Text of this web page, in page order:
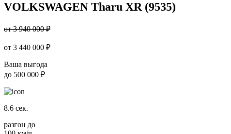
VOLKSWAGEN Tharu XR (9535)
от 3 940 000 ₽
от 3 440 000 ₽
Ваша выгода
до 500 000 ₽
8.6 сек.
разгон до